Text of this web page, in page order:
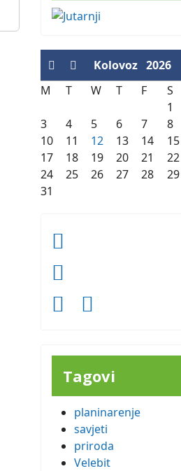
Kolovoz 2026
M
T W T F S
1
3
4 5 6 7 8
10
11 12 13 14 15
17
18 19 20 21 22
24
25 26 27 28 29
31
Tagovi
planinarenje
savjeti
priroda
Velebit